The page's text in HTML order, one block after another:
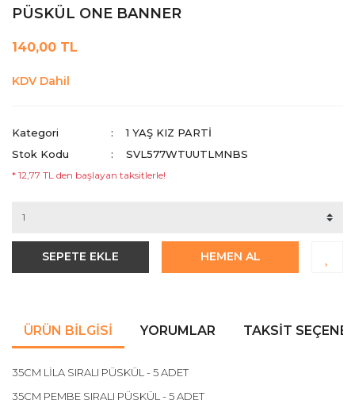
PÜSKÜL ONE BANNER
140,00 TL
KDV Dahil
Kategori
1 YAŞ KIZ PARTI
Stok Kodu
SVL577WTUUTLMNBS
* 12,77 TL den başlayan taksitlerle!
SEPETE EKLE HEMEN AL
ÜRÜN BILGISI YORUMLAR TAKSIT
35CM LİLA SIRALI PÜSKÜL - 5 ADET
35CM PEMBE SIRALI PÜSKÜL - 5 ADET